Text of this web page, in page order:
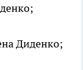
Диденко;